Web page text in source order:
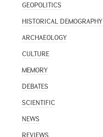
GEOPOLITICS
HISTORICAL DEMOGRAPHY
ARCHAEOLOGY
CULTURE
MEMORY
DEBATES
SCIENTIFIC
NEWS
REVIEWS